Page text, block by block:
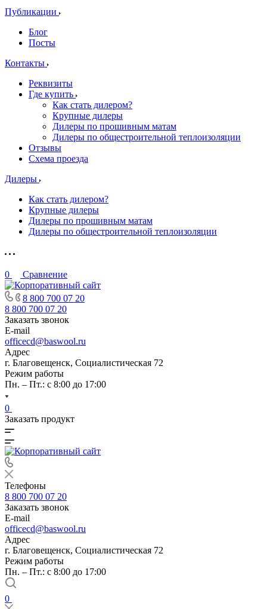
Публикации
Блог
Посты
Контакты
Реквизиты
Где купить
Как стать дилером?
Крупные дилеры
Дилеры по прошивным матам
Дилеры по общестроительной теплоизоляции
Отзывы
Схема проезда
Дилеры
Как стать дилером?
Крупные дилеры
Дилеры по прошивным матам
Дилеры по общестроительной теплоизоляции
0 Сравнение
8 800 700 07 20
8 800 700 07 20
Заказать звонок
E-mail
officecd@baswool.ru
Адрес
г. Благовещенск, Социалистическая 72
Режим работы
Пн. – Пт.: с 8:00 до 17:00
0
Заказать продукт
Телефоны
8 800 700 07 20
Заказать звонок
E-mail
officecd@baswool.ru
Адрес
г. Благовещенск, Социалистическая 72
Режим работы
Пн. – Пт.: с 8:00 до 17:00
0